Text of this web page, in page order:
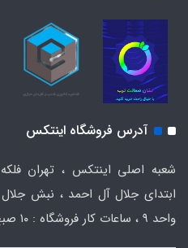
آدرس فروشگاه اینتکس
شعبه اصلی اینتکس ، تهران
واحد ۹ ، ساعات کار فروشگاه : ۱۰ صبح تا ۹ شب.